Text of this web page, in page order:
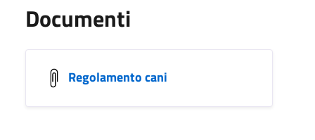
Documenti
Regolamento cani